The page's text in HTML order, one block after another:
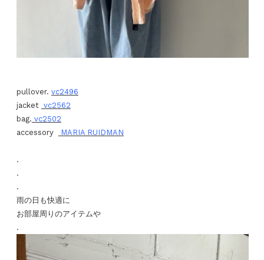
pullover. vc2496
jacket vc2562
bag. vc2502
accessory
MARIA RUIDMAN
.
.
.
雨の日も快適に
お部屋周りのアイテムや
.